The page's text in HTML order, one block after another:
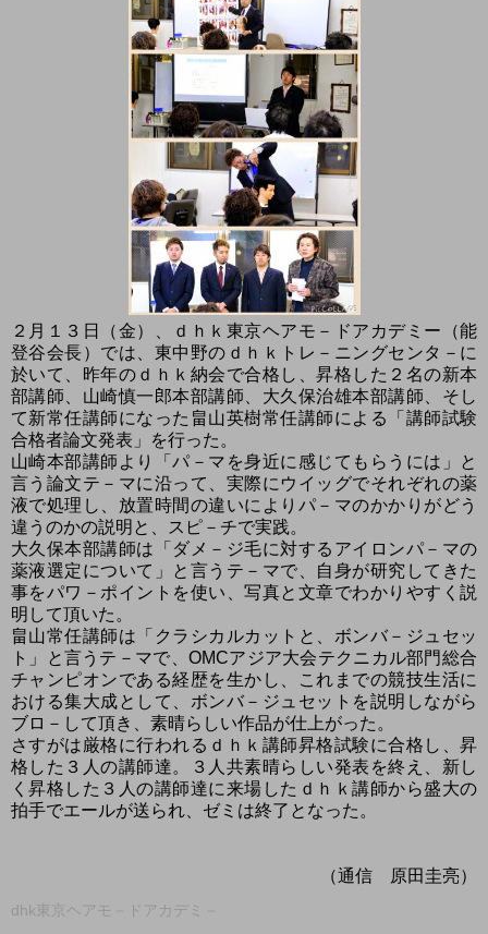
２月１３日（金）、ｄｈｋ東京ヘアモ－ドアカデミー（能
登谷会長）では、東中野のｄｈｋトレ－ニングセンタ－に
於いて、昨年のｄｈｋ納会で合格し、昇格した２名の新本
部講師、山崎慎一郎本部講師、大久保治雄本部講師、そし
て新常任講師になった畠山英樹常任講師による「講師試験
合格者論文発表」を行った。
山崎本部講師より「パ－マを身近に感じてもらうには」と
言う論文テ－マに沿って、実際にウイッグでそれぞれの薬
液で処理し、放置時間の違いによりパ－マのかかりがどう
違うのかの説明と、スピ－チで実践。
大久保本部講師は「ダメ－ジ毛に対するアイロンパ－マの
薬液選定について」と言うテ－マで、自身が研究してきた
事をパワ－ポイントを使い、写真と文章でわかりやすく説
明して頂いた。
畠山常任講師は「クラシカルカットと、ボンバ－ジュセッ
ト」と言うテ－マで、OMCアジア大会テクニカル部門総合
チャンピオンである経歴を生かし、これまでの競技生活に
おける集大成として、ボンバ－ジュセットを説明しながら
ブロ－して頂き、素晴らしい作品が仕上がった。
さすがは厳格に行われるｄｈｋ講師昇格試験に合格し、昇
格した３人の講師達。３人共素晴らしい発表を終え、新し
く昇格した３人の講師達に来場したｄｈｋ講師から盛大の
拍手でエールが送られ、ゼミは終了となった。
（通信 原田圭亮）
dhk東京ヘアモ－ドアカデミ－